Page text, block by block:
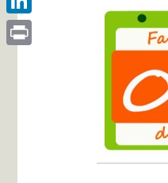
LinkedIn